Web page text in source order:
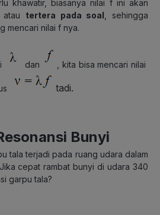
khawatir, biasanya nilai f ini akan
atau tertera pada soal , sehingga
mencari nilai f nya.
dan , kita bisa mencari nilai
tadi.
Bunyi
tala terjadi pada ruang udara dalam
cepat rambat bunyi di udara 340
garpu tala?